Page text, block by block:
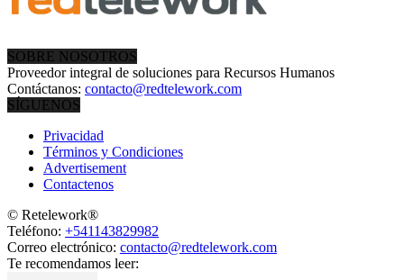
SOBRE NOSOTROS
Proveedor integral de soluciones para Recursos Humanos
Contáctanos: contacto@redtelework.com
SÍGUENOS
Privacidad
Términos y Condiciones
Advertisement
Contactenos
© Retelework®
Teléfono: +541143829982
Correo electrónico: contacto@redtelework.com
Te recomendamos leer: